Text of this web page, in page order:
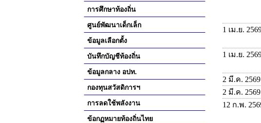
การศึกษาท้องถิ่น
ศูนย์พัฒนาเด็กเล็ก
ข้อมูลเลือกตั้ง
บันทึกบัญชีท้องถิ่น
ข้อมูลกลาง อปท.
กองทุนสวัสดิการฯ
การลดใช้พลังงาน
ข้อกฏหมายท้องถิ่นไทย
1 เม.ย.
1 เม.ย.
2 มี.ค. 2569
2 มี.ค. 2569
12 ก.พ.